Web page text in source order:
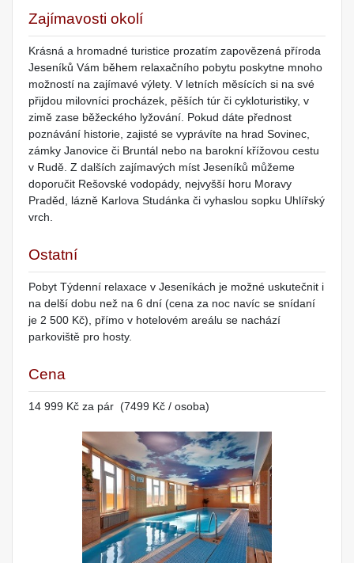
Zajímavosti okolí
Krásná a hromadné turistice prozatím zapovězená příroda
Jeseníků Vám během relaxačního pobytu poskytne mnoho
možností na zajímavé výlety. V letních měsících si na své
přijdou milovníci procházek, pěších túr či cykloturistiky, v
zimě zase běžeckého lyžování. Pokud dáte přednost
poznávání historie, zajisté se vyprávíte na hrad Sovinec,
zámky Janovice či Bruntál nebo na barokní křížovou cestu
v Rudě. Z dalších zajímavých míst Jeseníků můžeme
doporučit Rešovské vodopády, nejvyšší horu Moravy
Praděd, lázně Karlova Studánka či vyhaslou sopku Uhlířský
vrch.
Ostatní
Pobyt Týdenní relaxace v Jeseníkách je možné uskutečnit i
na delší dobu než na 6 dní (cena za noc navíc se snídaní
je 2 500 Kč), přímo v hotelovém areálu se nachází
parkoviště pro hosty.
Cena
14 999 Kč za pár (7499 Kč / osoba)